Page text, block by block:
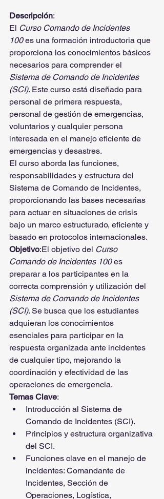
Descripción:
El Curso Comando de Incidentes
100 es una formación introductoria que
proporciona los conocimientos básicos
necesarios para comprender el
Sistema de Comando de Incidentes
(SCI). Este curso está diseñado para
personal de primera respuesta,
personal de gestión de emergencias,
voluntarios y cualquier persona
interesada en el manejo eficiente de
emergencias y desastres.
El curso aborda las funciones,
responsabilidades y estructura del
Sistema de Comando de Incidentes,
proporcionando las bases necesarias
para actuar en situaciones de crisis
bajo un marco estructurado, eficiente y
basado en protocolos internacionales.
Objetivo:El objetivo del Curso
Comando de Incidentes 100 es
preparar a los participantes en la
correcta comprensión y utilización del
Sistema de Comando de Incidentes
(SCI). Se busca que los estudiantes
adquieran los conocimientos
esenciales para participar en la
respuesta organizada ante incidentes
de cualquier tipo, mejorando la
coordinación y efectividad de las
operaciones de emergencia.
Temas Clave:
Introducción al Sistema de
Comando de Incidentes (SCI).
Principios y estructura organizativa
del SCI.
Funciones clave en el manejo de
incidentes: Comandante de
Incidentes, Sección de
Operaciones, Logística,